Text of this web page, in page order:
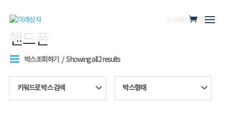
/ 상품 태그 “핸드폰”
핸드폰
박스조회하기 Showing all 2 results
키워드로 박스 검색 박스형태